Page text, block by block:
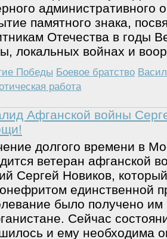
административного
памятного знака,
Отечества в годы
локальных войнах и
Победы Боевое братство
работа
Афганской войны
долгого времени в
ветеран афганской
Сергей Новиков,
единственной
было получено
Сейчас
и ему необходима